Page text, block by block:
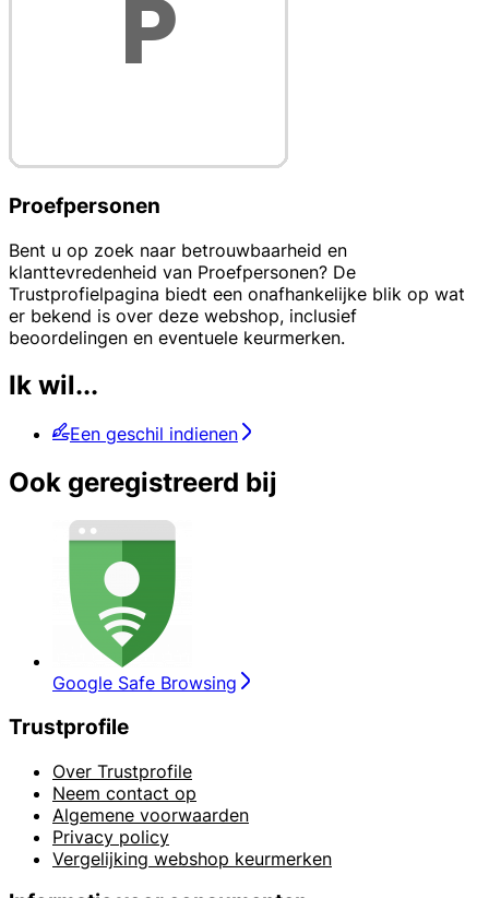
Proefpersonen
Bent u op zoek naar betrouwbaarheid en
klanttevredenheid van Proefpersonen? De
Trustprofielpagina biedt een onafhankelijke blik op wat
er bekend is over deze webshop, inclusief
beoordelingen en eventuele keurmerken.
Ik wil...
Een geschil indienen
Ook geregistreerd bij
Google Safe Browsing
Trustprofile
Over Trustprofile
Neem contact op
Algemene voorwaarden
Privacy policy
Vergelijking webshop keurmerken